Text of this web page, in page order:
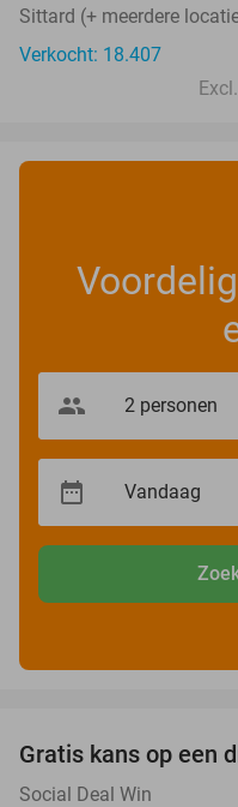
Sittard (+ meerdere
Verkocht: 18.407
Gratis kans op een
Social Deal Win